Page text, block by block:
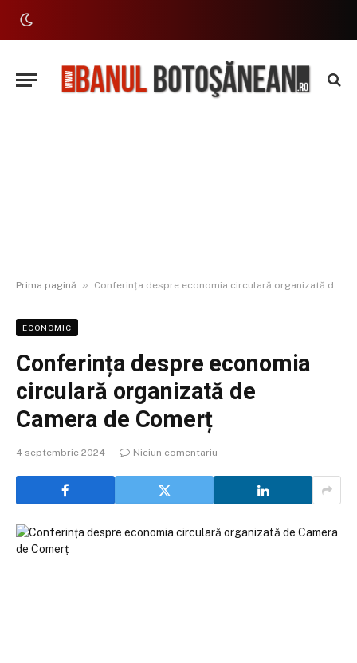
Prima pagină » Conferința despre economia circulară organizată de Camera de Comerț
ECONOMIC
Conferința despre economia
circulară organizată de
Camera de Comerț
4 septembrie 2024 Niciun comentariu